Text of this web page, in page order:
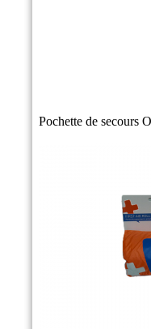
Pochette de secours